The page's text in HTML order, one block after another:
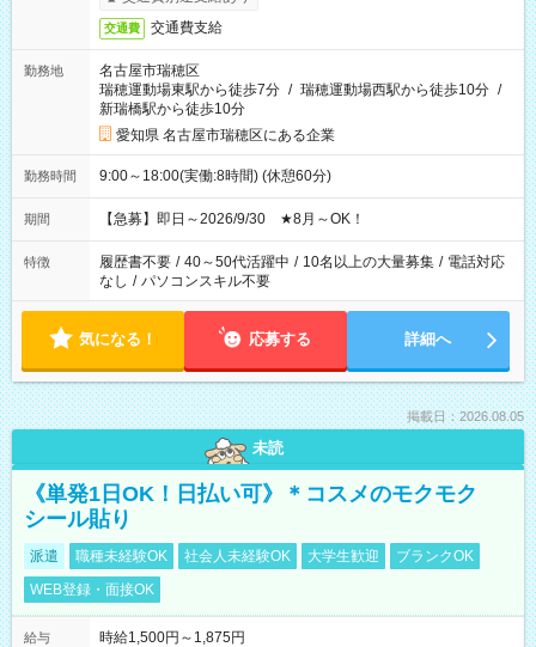
交通費 交通費支給
勤務地
名古屋市瑞穂区
瑞穂運動場東駅から徒歩7分 / 瑞穂運動場西駅から徒歩10分 /
新瑞橋駅から徒歩10分
愛知県 名古屋市瑞穂区にある企業
勤務時間 9:00～18:00(実働:8時間) (休憩60分)
期間 【急募】即日～2026/9/30 ★8月～OK！
特徴 履歴書不要 / 40～50代活躍中 / 10名以上の大量募集 / 電話対応
なし / パソコンスキル不要
気になる！ 応募する 詳細へ
掲載日：2026.08.05
未読
《単発1日OK！日払い可》＊コスメのモクモク
シール貼り
派遣 職種未経験OK 社会人未経験OK 大学生歓迎
ブランクOK
WEB登録・面接OK
給与
時給1,500円～1,875円